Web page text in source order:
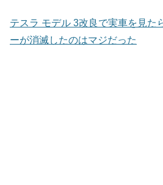
テスラ モデル 3改良で実車を見た
ーが消滅したのはマジだった